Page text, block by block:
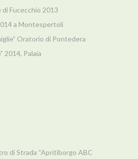
di Fucecchio 2013
a Montespertoli
Oratorio di Pontedera
2014, Palaia
di Strada “Apritiborgo ABC